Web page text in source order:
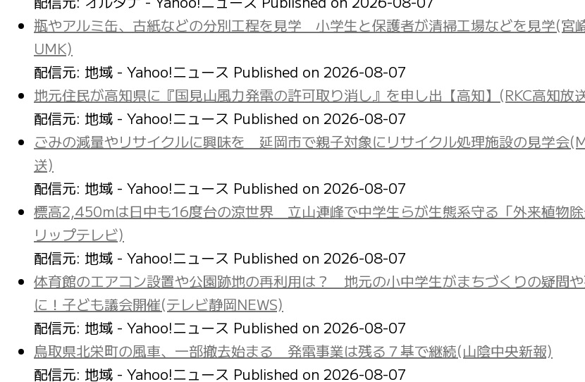
瓶やアルミ缶、古紙などの分別工程を見学 小学生と保護者が清掃工場などを見学(宮
UMK)
配信元: 地域 - Yahoo!ニュース Published on 2026-08-07
地元住民が高知県に『国見山風力発電の許可取り消し』を申し出【高知】(RKC高知放
配信元: 地域 - Yahoo!ニュース Published on 2026-08-07
ごみの減量やリサイクルに興味を 延岡市で親子対象にリサイクル処理施設の見学会
送)
配信元: 地域 - Yahoo!ニュース Published on 2026-08-07
標高2,450mは日中も16度台の涼世界 立山連峰で中学生らが生態系守る「外来植物
リップテレビ)
配信元: 地域 - Yahoo!ニュース Published on 2026-08-07
体育館のエアコン設置や公園跡地の再利用は？ 地元の小中学生がまちづくりの疑問
に！子ども議会開催(テレビ静岡NEWS)
配信元: 地域 - Yahoo!ニュース Published on 2026-08-07
鳥取県北栄町の風車、一部撤去始まる 発電事業は残る７基で継続(山陰中央新報)
配信元: 地域 - Yahoo!ニュース Published on 2026-08-07